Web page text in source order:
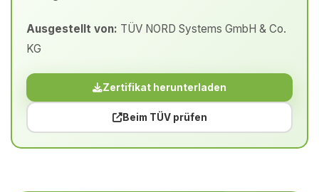
Ausgestellt von: TÜV NORD Systems GmbH & Co.
KG
Zertifikat herunterladen
Beim TÜV prüfen